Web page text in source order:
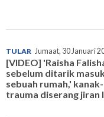
TULAR Jumaat, 30 Januari
[VIDEO] 'Raisha
sebelum ditarik
sebuah rumah,'
trauma diserang jiran